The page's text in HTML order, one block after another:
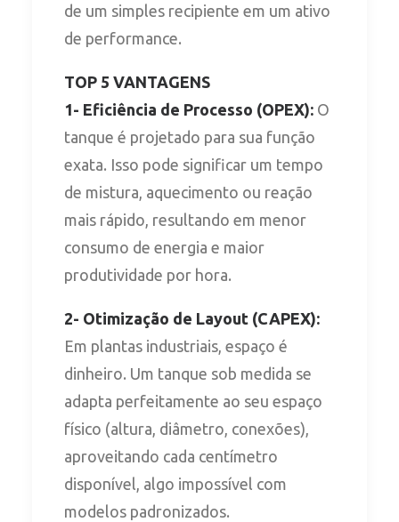
de um simples recipiente em um ativo
de performance.
TOP 5 VANTAGENS
1- Eficiência de Processo (OPEX): O
tanque é projetado para sua função
exata. Isso pode significar um tempo
de mistura, aquecimento ou reação
mais rápido, resultando em menor
consumo de energia e maior
produtividade por hora.
2- Otimização de Layout (CAPEX):
Em plantas industriais, espaço é
dinheiro. Um tanque sob medida se
adapta perfeitamente ao seu espaço
físico (altura, diâmetro, conexões),
aproveitando cada centímetro
disponível, algo impossível com
modelos padronizados.